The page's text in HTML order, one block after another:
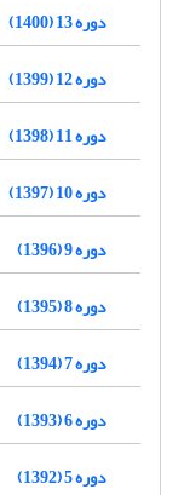
دوره 13 (1400)
دوره 12 (1399)
دوره 11 (1398)
دوره 10 (1397)
دوره 9 (1396)
دوره 8 (1395)
دوره 7 (1394)
دوره 6 (1393)
دوره 5 (1392)